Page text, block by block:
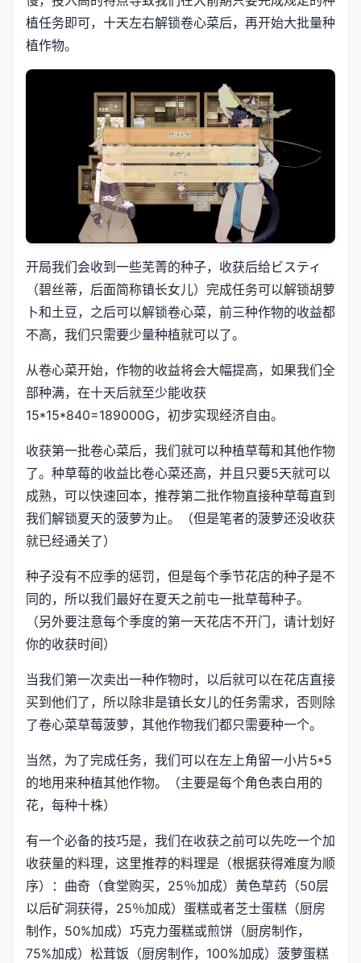
植任务即可，十天左右解锁卷心菜后，再开始大批量种
植作物。
开局我们会收到一些芜菁的种子，收获后给ビスティ
（碧丝蒂，后面简称镇长女儿）完成任务可以解锁胡萝
卜和土豆，之后可以解锁卷心菜，前三种作物的收益都
不高，我们只需要少量种植就可以了。
从卷心菜开始，作物的收益将会大幅提高，如果我们全
部种满，在十天后就至少能收获
15*15*840=189000G，初步实现经济自由。
收获第一批卷心菜后，我们就可以种植草莓和其他作物
了。种草莓的收益比卷心菜还高，并且只要5天就可以
成熟，可以快速回本，推荐第二批作物直接种草莓直到
我们解锁夏天的菠萝为止。（但是笔者的菠萝还没收获
就已经通关了）
种子没有不应季的惩罚，但是每个季节花店的种子是不
同的，所以我们最好在夏天之前屯一批草莓种子。
（另外要注意每个季度的第一天花店不开门，请计划好
你的收获时间）
当我们第一次卖出一种作物时，以后就可以在花店直接
买到他们了，所以除非是镇长女儿的任务需求，否则除
了卷心菜草莓菠萝，其他作物我们都只需要种一个。
当然，为了完成任务，我们可以在左上角留一小片5*5
的地用来种植其他作物。（主要是每个角色表白用的
花，每种十株）
有一个必备的技巧是，我们在收获之前可以先吃一个加
收获量的料理，这里推荐的料理是（根据获得难度为顺
序）：曲奇（食堂购买，25％加成）黄色草药（50层
以后矿洞获得，25％加成）蛋糕或者芝士蛋糕（厨房
制作，50%加成）巧克力蛋糕或煎饼（厨房制作，
75%加成）松茸饭（厨房制作，100%加成）菠萝蛋糕